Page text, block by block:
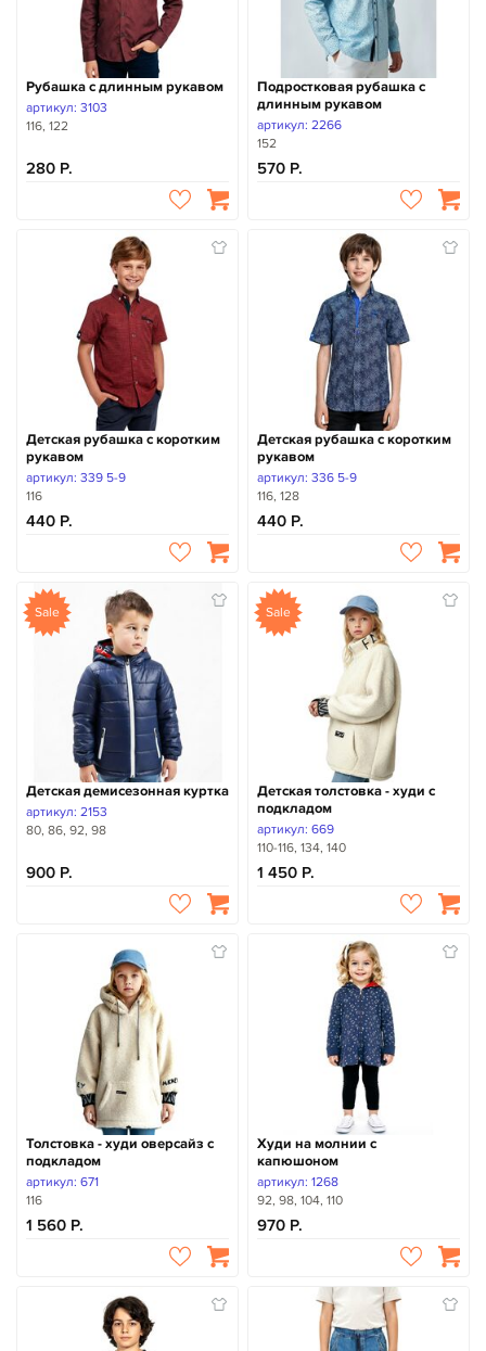
Рубашка с длинным рукавом
артикул: 3103
116, 122
280
Подростковая рубашка с
длинным рукавом
артикул: 2266
152
570
Детская рубашка с коротким
рукавом
артикул: 339 5-9
116
440
Детская рубашка с коротким
рукавом
артикул: 336 5-9
116, 128
440
Sale
Детская демисезонная куртка
артикул: 2153
80, 86, 92, 98
900
Sale
Детская толстовка - худи с
подкладом
артикул: 669
110-116, 134, 140
1 450
Толстовка - худи оверсайз с
подкладом
артикул: 671
116
1 560
Худи на молнии с
капюшоном
артикул: 1268
92, 98, 104, 110
970